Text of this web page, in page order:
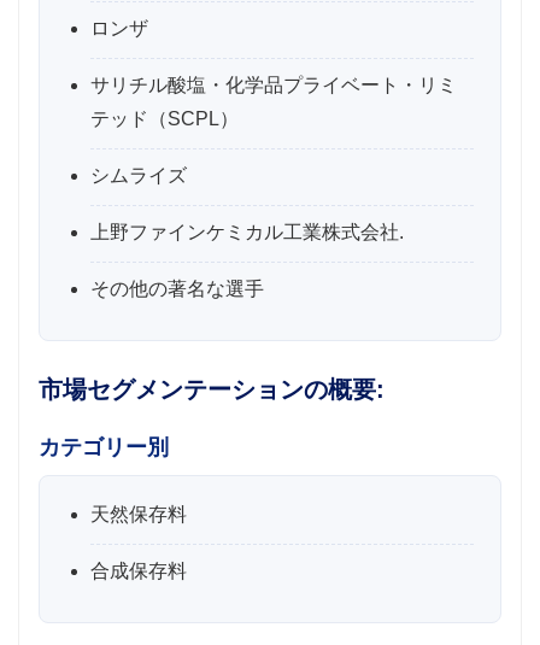
ロンザ
サリチル酸塩・化学品プライベート・リミ
テッド（SCPL）
シムライズ
上野ファインケミカル工業株式会社.
その他の著名な選手
市場セグメンテーションの概要:
カテゴリー別
天然保存料
合成保存料